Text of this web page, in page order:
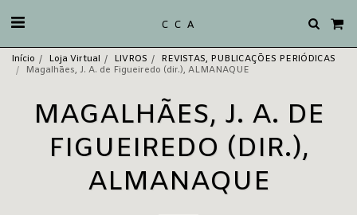
C C A
Início Loja Virtual LIVROS
REVISTAS, PUBLICAÇÕES PERIÓDICAS
Magalhães, J. A. de Figueiredo (dir.), ALMANAQUE
MAGALHÃES, J. A. DE
FIGUEIREDO (DIR.),
ALMANAQUE